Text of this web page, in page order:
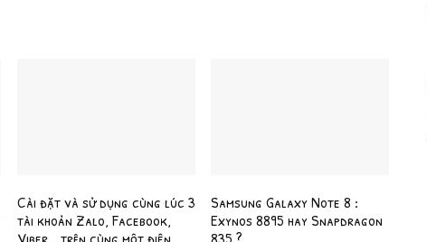
Cài đặt và sử dụng cùng lúc 3
tài khoản Zalo, Facebook,
Samsung Galaxy Note 8 :
Exynos 8895 hay Snapdragon